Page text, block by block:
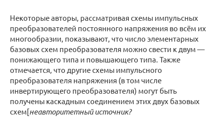
Некоторые авторы, рассматривая схемы импульсных
преобразователей постоянного напряжения во всём их
многообразии, показывают, что число элементарных
базовых схем преобразователя можно свести к двум —
понижающего типа и повышающего типа. Также
отмечается, что другие схемы импульсного
преобразователя напряжения (в том числе
инвертирующего преобразователя) могут быть
получены каскадным соединением этих двух базовых
схем[неавторитетный источник?